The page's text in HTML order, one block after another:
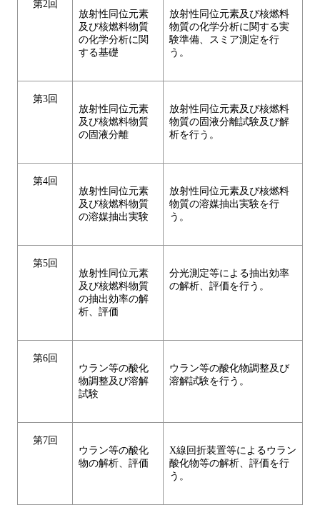
第2回
放射性同位元素
及び核燃料物質
の化学分析に関
する基礎
放射性同位元素及び核燃料
物質の化学分析に関する実
験準備、スミア測定を行
う。
第3回
放射性同位元素
及び核燃料物質
の固液分離
放射性同位元素及び核燃料
物質の固液分離試験及び解
析を行う。
第4回
放射性同位元素
及び核燃料物質
の溶媒抽出実験
放射性同位元素及び核燃料
物質の溶媒抽出実験を行
う。
第5回
放射性同位元素
及び核燃料物質
の抽出効率の解
析、評価
分光測定等による抽出効率
の解析、評価を行う。
第6回
ウラン等の酸化
物調整及び溶解
試験
ウラン等の酸化物調整及び
溶解試験を行う。
第7回
ウラン等の酸化
物の解析、評価
X線回折装置等によるウラン
酸化物等の解析、評価を行
う。